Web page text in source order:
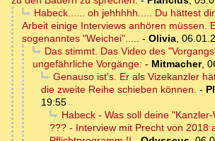
Habeck...... oh jehhhhh..... Du hättest
Arbeit einige Interviews anhören müssen.
sogenanntes "Weichei"..... - Olivia,
Das stimmt. Das Video des
ungefährliche Vorgänge: - Mitmacher,
Genauso ist's. Er als Vizekanzler
die zweite Reihe schieben können. -
19:55
Habeck - Was soll deine
??? - Interview mit Precht von 2018